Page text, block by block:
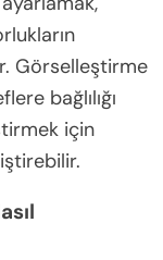
Görselleştirme
bağlılığı
için